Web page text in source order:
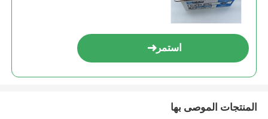
استمر
المنتجات الموصى بها